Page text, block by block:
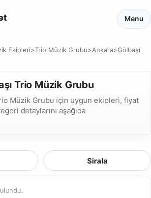
Menu
Ekipleri>Trio Müzik Grubu>Ankara>Gölbaşı
Trio Müzik Grubu
Müzik Grubu için uygun ekipleri, fiyat
detaylarını aşağıda
Sirala